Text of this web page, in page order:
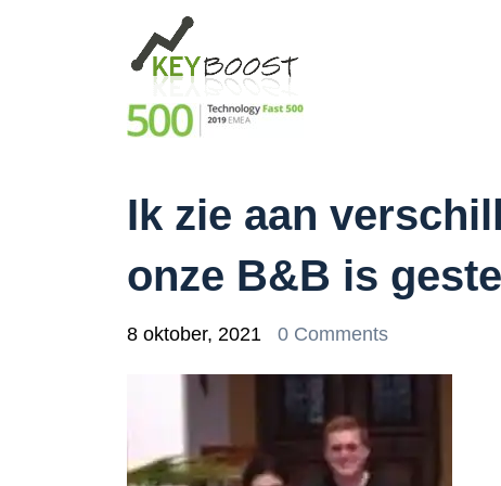
Ik zie aan
onze B&B is
8 oktober, 2021 0 Comments